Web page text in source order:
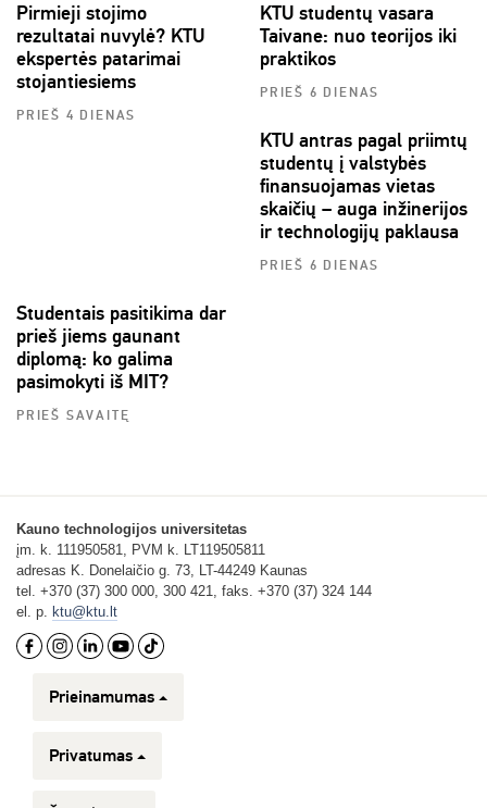
Pirmieji stojimo
rezultatai nuvylė? KTU
ekspertės patarimai
stojantiesiems
PRIEŠ 4 DIENAS
KTU studentų vasara
Taivane: nuo teorijos iki
praktikos
PRIEŠ 6 DIENAS
KTU antras pagal priimtų
studentų į valstybės
finansuojamas vietas
skaičių – auga inžinerijos
ir technologijų paklausa
PRIEŠ 6 DIENAS
Studentais pasitikima dar
prieš jiems gaunant
diplomą: ko galima
pasimokyti iš MIT?
PRIEŠ SAVAITĘ
Kauno technologijos universitetas
įm. k. 111950581, PVM k. LT119505811
adresas K. Donelaičio g. 73, LT-44249 Kaunas
tel. +370 (37) 300 000, 300 421, faks. +370 (37) 324 144
el. p. ktu@ktu.lt
Prieinamumas
Privatumas